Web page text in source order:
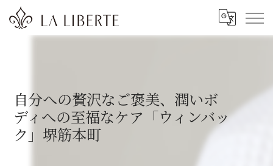
自分への贅沢なご褒美、潤いボ
ディへの至福なケア「ウィンバッ
ク」堺筋本町